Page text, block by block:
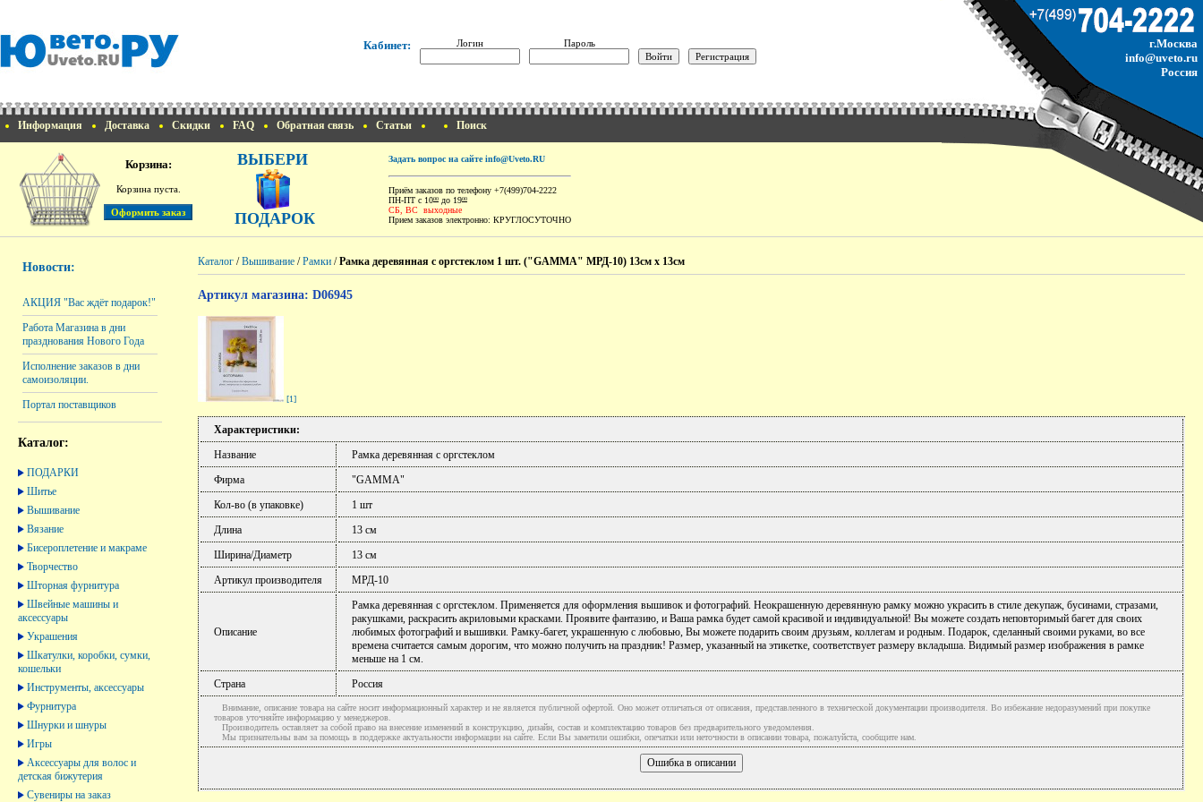
Кабинет: Логин Пароль
г.Москва
info@uveto.ru
Россия
Информация Доставка Скидки FAQ Обратная связь Статьи Поиск
Корзина:
Корзина пуста.
ВЫБЕРИ
ПОДАРОК
Задать вопрос на сайте info@Uveto.RU
Приём заказов по телефону +7(499)704-2222
ПН-ПТ с 1000 до 1900
СБ, ВС выходные
Прием заказов электронно: КРУГЛОСУТОЧНО
Новости:
АКЦИЯ "Вас ждёт подарок!"
Работа Магазина в дни
празднования Нового Года
Исполнение заказов в дни
самоизоляции.
Портал поставщиков
Каталог:
ПОДАРКИ
Шитье
Вышивание
Вязание
Бисероплетение и макраме
Творчество
Шторная фурнитура
Швейные машины и
аксессуары
Украшения
Шкатулки, коробки, сумки,
кошельки
Инструменты, аксессуары
Фурнитура
Шнурки и шнуры
Игры
Аксессуары для волос и
детская бижутерия
Сувениры на заказ
Каталог /Вышивание /Рамки /Рамка деревянная с оргстеклом 1 шт. ("GAMMA" МРД-10) 13см х 13см
Артикул магазина: D06945
[1]
Характеристики:
Название
Рамка деревянная с оргстеклом
Фирма
"GAMMA"
Кол-во (в упаковке)
1 шт
Длина
13 см
Ширина/Диаметр
13 см
Артикул производителя
МРД-10
Описание
Рамка деревянная с оргстеклом. Применяется для оформления вышивок и фотографий. Неокрашенную деревянную рамку можно украсить в стиле декупаж, бусинами, стразами,
ракушками, раскрасить акриловыми красками. Проявите фантазию, и Ваша рамка будет самой красивой и индивидуальной! Вы можете создать неповторимый багет для своих
любимых фотографий и вышивки. Рамку-багет, украшенную с любовью, Вы можете подарить своим друзьям, коллегам и родным. Подарок, сделанный своими руками, во все
времена считается самым дорогим, что можно получить на праздник! Размер, указанный на этикетке, соответствует размеру вкладыша. Видимый размер изображения в рамке
меньше на 1 см.
Страна
Россия
Внимание, описание товара на сайте носит информационный характер и не является публичной офертой. Оно может отличаться от описания, представленного в технической документации производителя. Во избежание недоразумений при покупке
товаров уточняйте информацию у менеджеров.
Производитель оставляет за собой право на внесение изменений в конструкцию, дизайн, состав и комплектацию товаров без предварительного уведомления.
Мы признательны вам за помощь в поддержке актуальности информации на сайте. Если Вы заметили ошибки, опечатки или неточности в описании товара, пожалуйста, сообщите нам.